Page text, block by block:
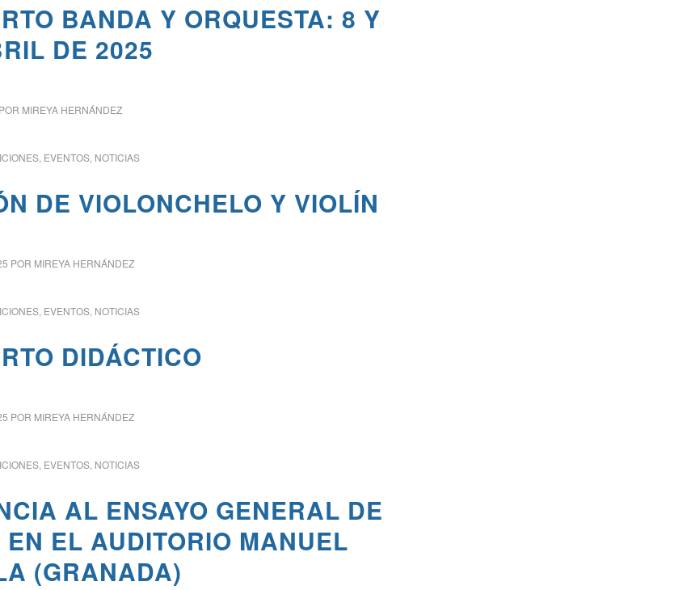
BANDA Y ORQUESTA: 8 Y
DE 2025
POR MIREYA HERNÁNDEZ
, EVENTOS, NOTICIAS
DE VIOLONCHELO Y VIOLÍN
POR MIREYA HERNÁNDEZ
, EVENTOS, NOTICIAS
DIDÁCTICO
POR MIREYA HERNÁNDEZ
, EVENTOS, NOTICIAS
AL ENSAYO GENERAL DE
EL AUDITORIO MANUEL
(GRANADA)